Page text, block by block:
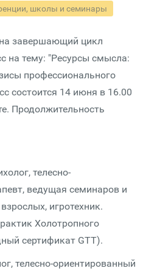
школы и семинары
завершающий цикл
на тему: "Ресурсы смысла:
профессионального
состоится 14 июня в 16.00
Продолжительность
телесно-
ведущая семинаров и
игротехник.
Холотропного
сертификат GTT).
телесно-ориентированный